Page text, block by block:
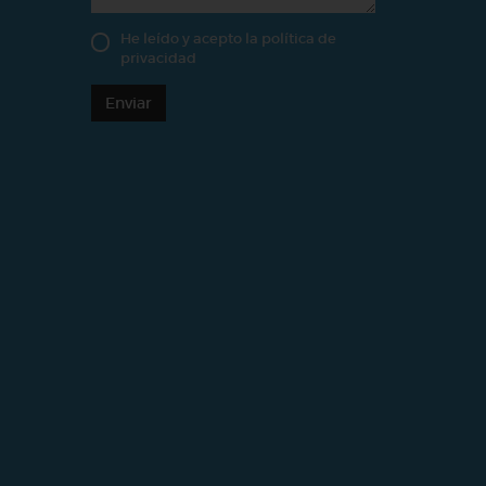
He leído y acepto la política de
privacidad
Enviar